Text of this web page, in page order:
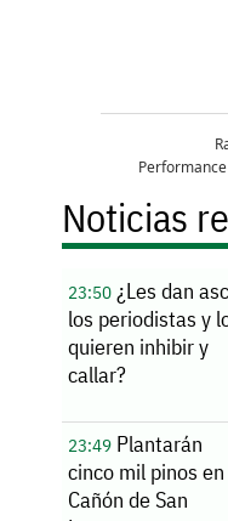
Noticias
23:50 ¿Les dan
los periodistas y
quieren inhibir y
callar?
23:49 Plantarán
cinco mil pinos
Cañón de San